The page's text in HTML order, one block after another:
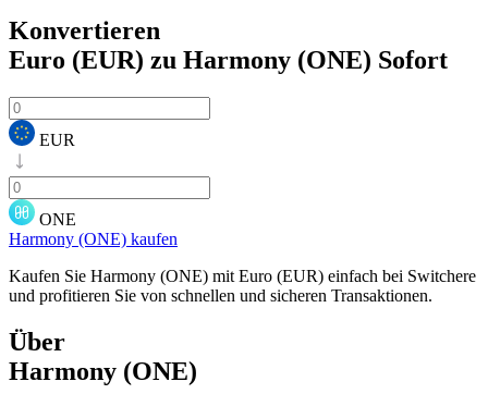
Konvertieren
Euro (EUR) zu Harmony (ONE) Sofort
EUR
ONE
Harmony (ONE) kaufen
Kaufen Sie Harmony (ONE) mit Euro (EUR) einfach bei Switchere
und profitieren Sie von schnellen und sicheren Transaktionen.
Über
Harmony (ONE)